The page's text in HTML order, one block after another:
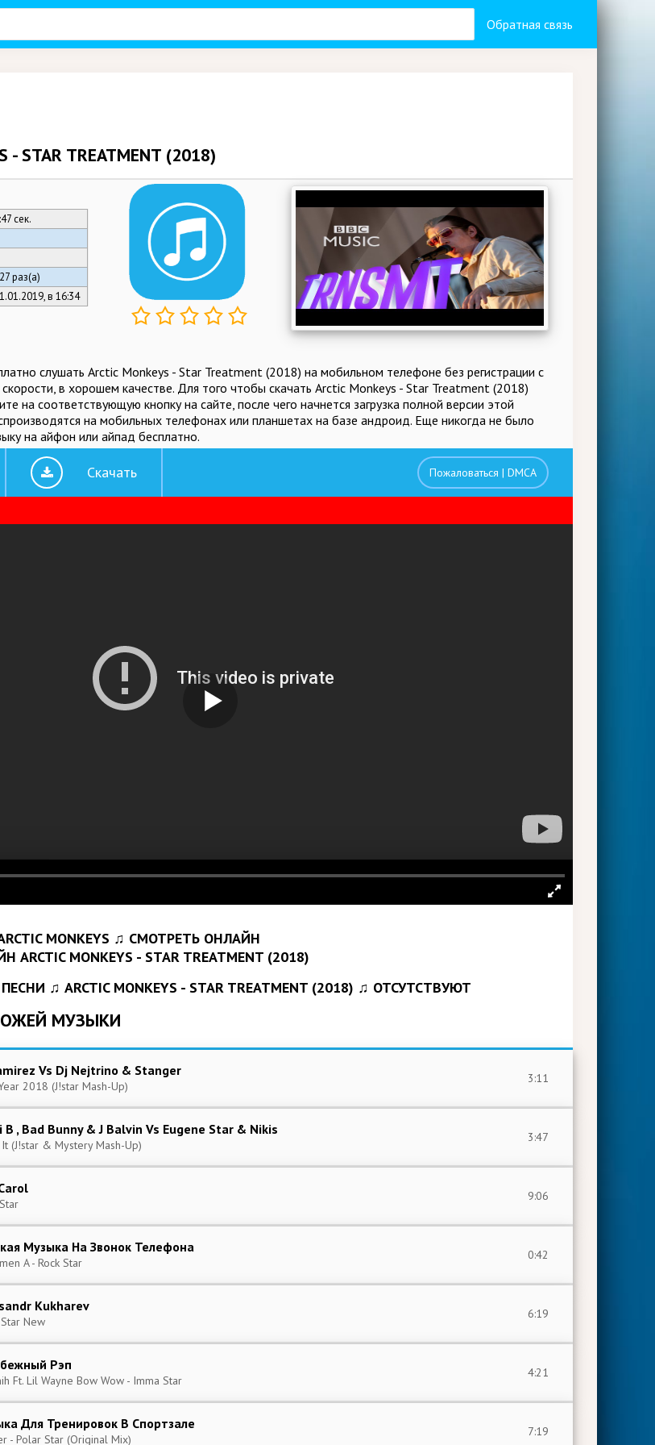
Обратная связь
- STAR TREATMENT (2018)
сек.
раз(а)
в 16:34
слушать Arctic Monkeys - Star Treatment (2018) на мобильном телефоне без регистрации с
в хорошем качестве. Для того чтобы скачать Arctic Monkeys - Star Treatment (2018)
на соответствующую кнопку на сайте, после чего начнется загрузка полной версии этой
на мобильных телефонах или планшетах на базе андроид. Еще никогда не было
на айфон или айпад бесплатно.
Скачать Пожаловаться | DMCA
MONKEYS ♫ СМОТРЕТЬ ОНЛАЙН
♫ ARCTIC MONKEYS - STAR TREATMENT (2018) ♫ ОТСУТСТВУЮТ
МУЗЫКИ
Vs Dj Nejtrino & Stanger
2018 (J!star Mash-Up)
3:11
B , Bad Bunny & J Balvin Vs Eugene Star & Nikis
(J!star & Mystery Mash-Up)
3:47
9:06
Музыка На Звонок Телефона
A - Rock Star
0:42
Kukharev
New
6:19
Рэп
Ft. Lil Wayne Bow Wow - Imma Star
4:21
Для Тренировок В Спортзале
- Polar Star (Original Mix)
7:19